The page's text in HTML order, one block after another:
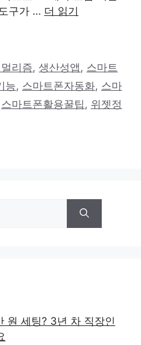
구가 … 더 읽기
리즘,생산성앱 , 스마트
능, 스마트폰자동화, 스마
스마트폰활용꿀팁 , 위젯정
원 세팅? 3년 차 직장인